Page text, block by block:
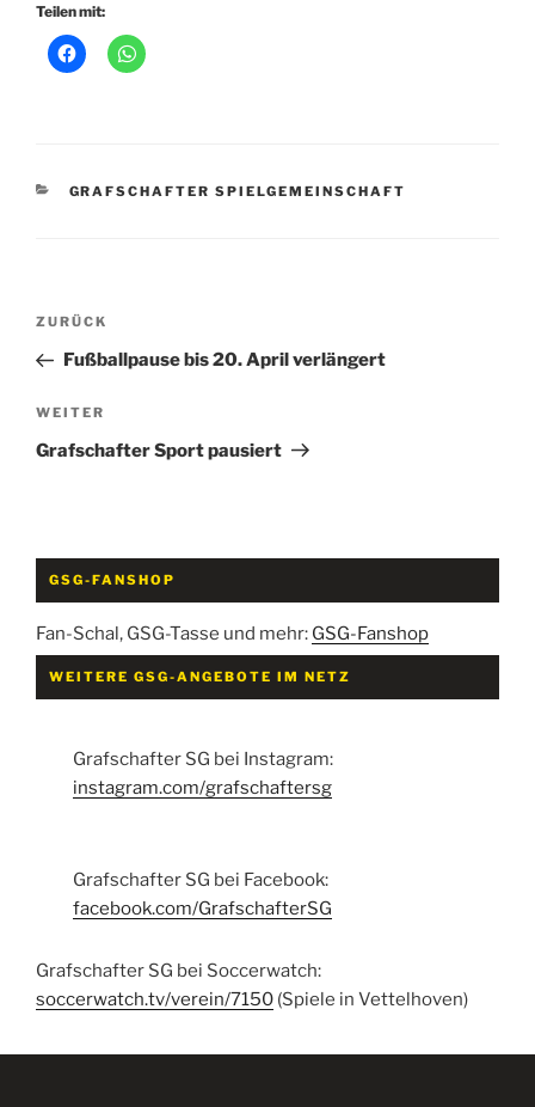
Teilen mit:
KATEGORIEN
GRAFSCHAFTER SPIELGEMEINSCHAFT
Beitragsnavigation
Vorheriger
Beitrag
ZURÜCK
Fußballpause bis 20. April verlängert
Nächster
Beitrag
WEITER
Grafschafter Sport pausiert
GSG-FANSHOP
Fan-Schal, GSG-Tasse und mehr: GSG-Fanshop
WEITERE GSG-ANGEBOTE IM NETZ
Grafschafter SG bei Instagram:
instagram.com/grafschaftersg
Grafschafter SG bei Facebook:
facebook.com/GrafschafterSG
Grafschafter SG bei Soccerwatch:
soccerwatch.tv/verein/7150 (Spiele in Vettelhoven)